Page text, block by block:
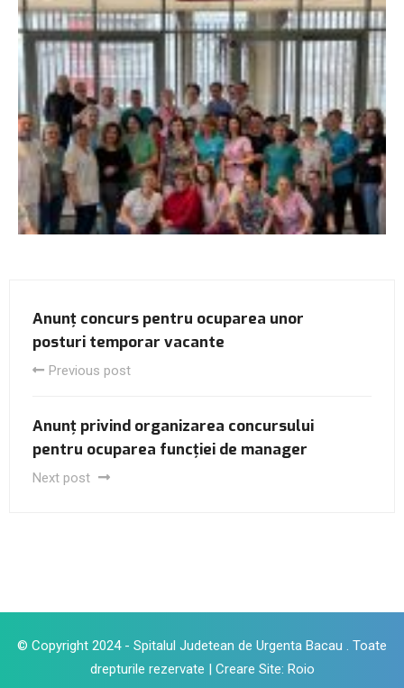
Anunț concurs pentru ocuparea unor
posturi temporar vacante
Previous post
Anunț privind organizarea concursului
pentru ocuparea funcției de manager
Next post
© Copyright 2024 - Spitalul Judetean de Urgenta Bacau . Toate
drepturile rezervate | Creare Site: Roio